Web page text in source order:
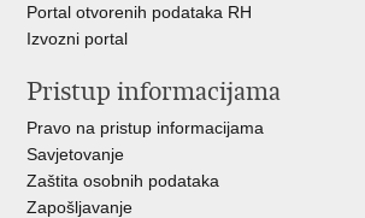
Portal otvorenih podataka RH
Izvozni portal
Pristup informacijama
Pravo na pristup informacijama
Savjetovanje
Zaštita osobnih podataka
Zapošljavanje